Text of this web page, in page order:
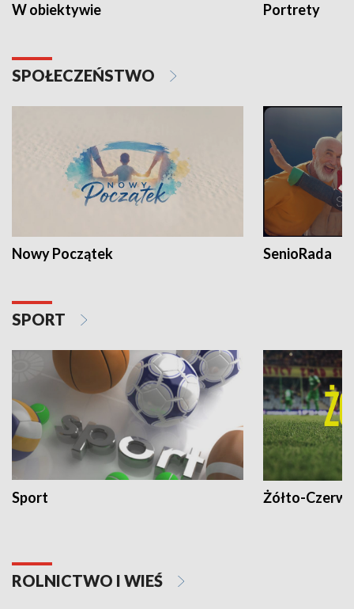
W obiektywie Portrety
SPOŁECZEŃSTWO
Nowy Początek SenioRada
SPORT
Sport Żółto-
ROLNICTWO I WIEŚ